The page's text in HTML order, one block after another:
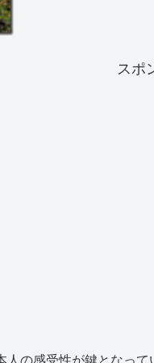
スポ
の感受性が鍵となって